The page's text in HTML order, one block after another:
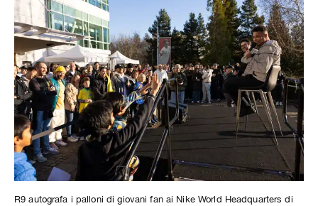
R9 autografa i palloni di giovani fan ai Nike World Headquarters di